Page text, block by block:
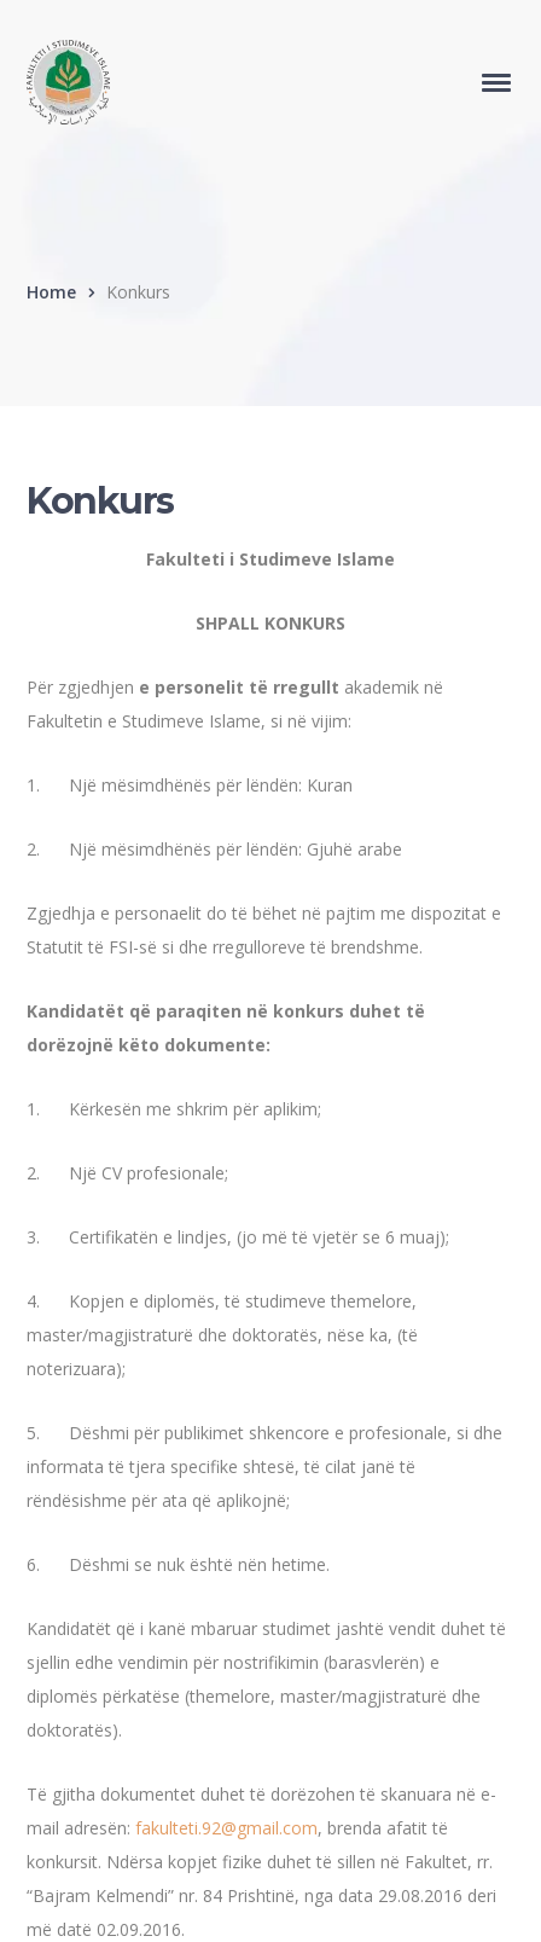
Home Konkurs
Konkurs
Fakulteti i Studimeve Islame
SHPALL KONKURS
Për zgjedhjen e personelit të rregullt akademik në
Fakultetin e Studimeve Islame, si në vijim:
1. Një mësimdhënës për lëndën: Kuran
2. Një mësimdhënës për lëndën: Gjuhë arabe
Zgjedhja e personaelit do të bëhet në pajtim me dispozitat e
Statutit të FSI-së si dhe rregulloreve të brendshme.
Kandidatët që paraqiten në konkurs duhet të
dorëzojnë këto dokumente:
1. Kërkesën me shkrim për aplikim;
2. Një CV profesionale;
3. Certifikatën e lindjes, (jo më të vjetër se 6 muaj);
4. Kopjen e diplomës, të studimeve themelore,
master/magjistraturë dhe doktoratës, nëse ka, (të
noterizuara);
5. Dëshmi për publikimet shkencore e profesionale, si dhe
informata të tjera specifike shtesë, të cilat janë të
rëndësishme për ata që aplikojnë;
6. Dëshmi se nuk është nën hetime.
Kandidatët që i kanë mbaruar studimet jashtë vendit duhet të
sjellin edhe vendimin për nostrifikimin (barasvlerën) e
diplomës përkatëse (themelore, master/magjistraturë dhe
doktoratës).
Të gjitha dokumentet duhet të dorëzohen të skanuara në e-
mail adresën:fakulteti.92@gmail.com, brenda afatit të
konkursit. Ndërsa kopjet fizike duhet të sillen në Fakultet, rr.
“Bajram Kelmendi” nr. 84 Prishtinë, nga data 29.08.2016 deri
më datë 02.09.2016.